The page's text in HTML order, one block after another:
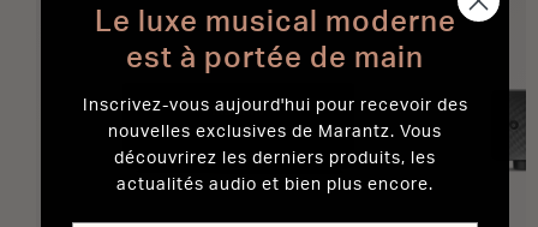
Le luxe musical moderne
est à portée de main
Inscrivez-vous aujourd'hui pour recevoir des
nouvelles exclusives de Marantz. Vous
découvrirez les derniers produits, les
actualités audio et bien plus encore.